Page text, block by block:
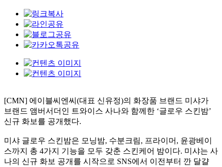
[CMN] 에이블씨엔씨 (대표 신유정)의 화장품 브랜드 미샤가
브랜드 앰버서더인 트와이스 사나와 함께한 ‘글로우 스킨밤’
신규 화보를 공개했다.
미샤 글로우 스킨밤은 모닝밤, 수분크림, 프라이머 , 윤광베이
스까지 총 4가지 기능을 모두 갖춘 스킨케어 밤이다. 미샤는 사
나의 신규 화보 공개를 시작으로 SNS에서 이전부터 깐 달걀